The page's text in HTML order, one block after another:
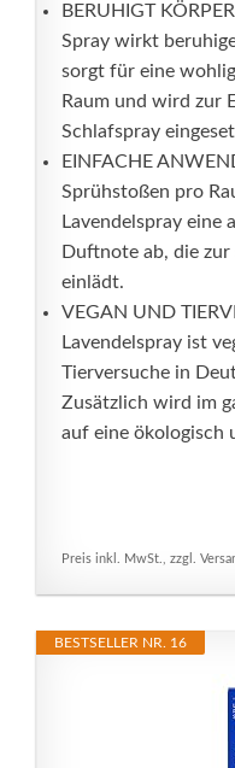
BERUHIGT
Spray wirkt
sorgt für eine
Raum und wird zur
Schlafspray
EINFACHE
Sprühstoßen pro
Lavendelspray eine
Duftnote ab, die
einlädt.
VEGAN UND
Lavendelspray ist
Tierversuche in
Zusätzlich wird im
auf eine ökologisch
Preis inkl. MwSt., zzgl.
BESTSELLER NR. 16